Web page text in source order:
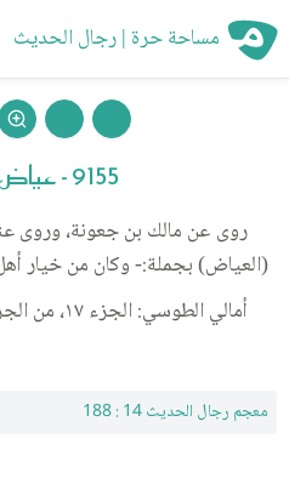
مساحة حرة | رجال الحديث
9155 - عياض بن عياض
روى عن مالك بن جعونة، وروى
(العياض) بجملة:- وكان من خيار
أمالي الطوسي: الجزء ١٧، من الجزء ٢، الحديث ١٤.
معجم رجال الحديث 14 : 188